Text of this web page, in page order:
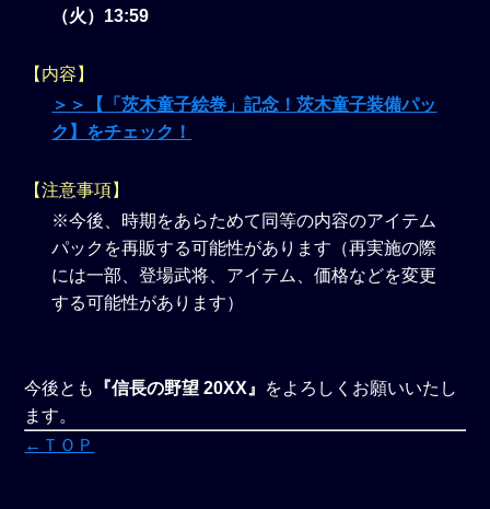
（火）13:59
【内容】
＞＞【「茨木童子絵巻」記念！茨木童子装備パッ
ク】をチェック！
【注意事項】
※今後、時期をあらためて同等の内容のアイテム
パックを再販する可能性があります（再実施の際
には一部、登場武将、アイテム、価格などを変更
する可能性があります）
今後とも 『信長の野望 20XX』 をよろしくお願いいたし
ます。
←ＴＯＰ